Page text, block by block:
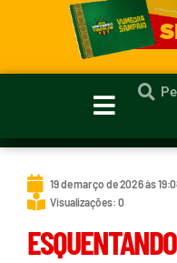
19 de março de 2026 às
Visualizações: 0
ESQUENTANDO